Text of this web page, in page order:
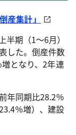
産集計」
期（1～6月）
した。倒産件数
となり、2年連
年同期比28.2％
％増）、建設